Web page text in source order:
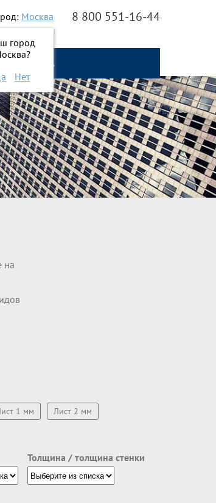
Москва
город
Нет
8 800 551-16-44
ЗАЯВКА
на
1 мм Лист 2 мм
Толщина / толщина стенки